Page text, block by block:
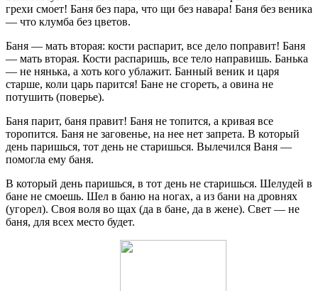
грехи смоет! Баня без пара, что щи без навара! Баня без веника
— что клумба без цветов.
Баня — мать вторая: кости распарит, все дело поправит! Баня
— мать вторая. Кости распаришь, все тело направишь. Банька
— не нянька, а хоть кого ублажит. Банный веник и царя
старше, коли царь парится! Бане не сгореть, а овина не
потушить (поверье).
Баня парит, баня правит! Баня не топится, а кривая все
торопится. Баня не заговенье, на нее нет запрета. В который
день паришься, тот день не старишься. Вылечился Ваня —
помогла ему баня.
В который день паришься, в тот день не старишься. Шелудей в
бане не смоешь. Шел в баню на ногах, а из бани на дровнях
(угорел). Своя воля во щах (да в бане, да в жене). Свет — не
баня, для всех место будет.